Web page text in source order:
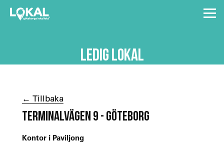
LEDIG LOKAL
← Tillbaka
TERMINALVÄGEN 9 - GÖTEBORG
Kontor i Paviljong